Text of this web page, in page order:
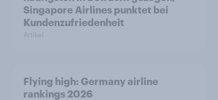
Singapore Airlines punktet bei
Kundenzufriedenheit
Artikel
Flying high: Germany airline
rankings 2026